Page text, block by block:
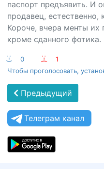
паспорт предъявить. И
продавец, естественно,
Короче, вчера менты их
кроме сданного фотика.
:-) 0 :-(
1
Чтобы проголосовать,
Предыдущий
Телеграм канал